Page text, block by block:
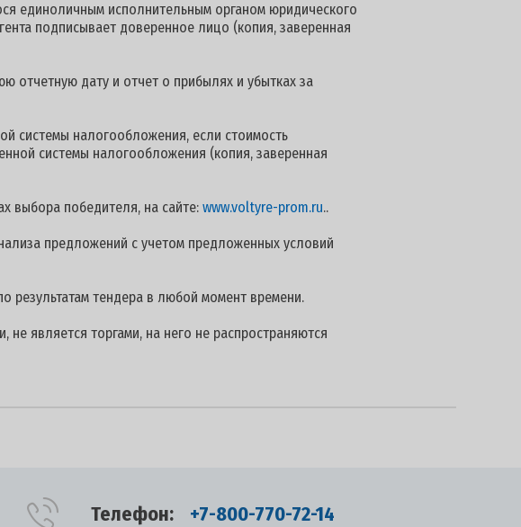
единоличным исполнительным органом юридического
подписывает доверенное лицо (копия, заверенная
отчетную дату и отчет о прибылях и убытках за
системы налогообложения, если стоимость
системы налогообложения (копия, заверенная
выбора победителя, на сайте: www.voltyre-prom.ru..
предложений с учетом предложенных условий
результатам тендера в любой момент времени.
является торгами, на него не распространяются
Телефон: +7-800-770-72-14